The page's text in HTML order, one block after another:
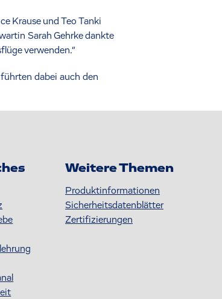
Krause und Teo Tanki
Sarah Gehrke dankte
verwenden.“
dabei auch den
Weitere Themen
Produktinformationen
S icherheitsdatenblätter
Zertifizierungen